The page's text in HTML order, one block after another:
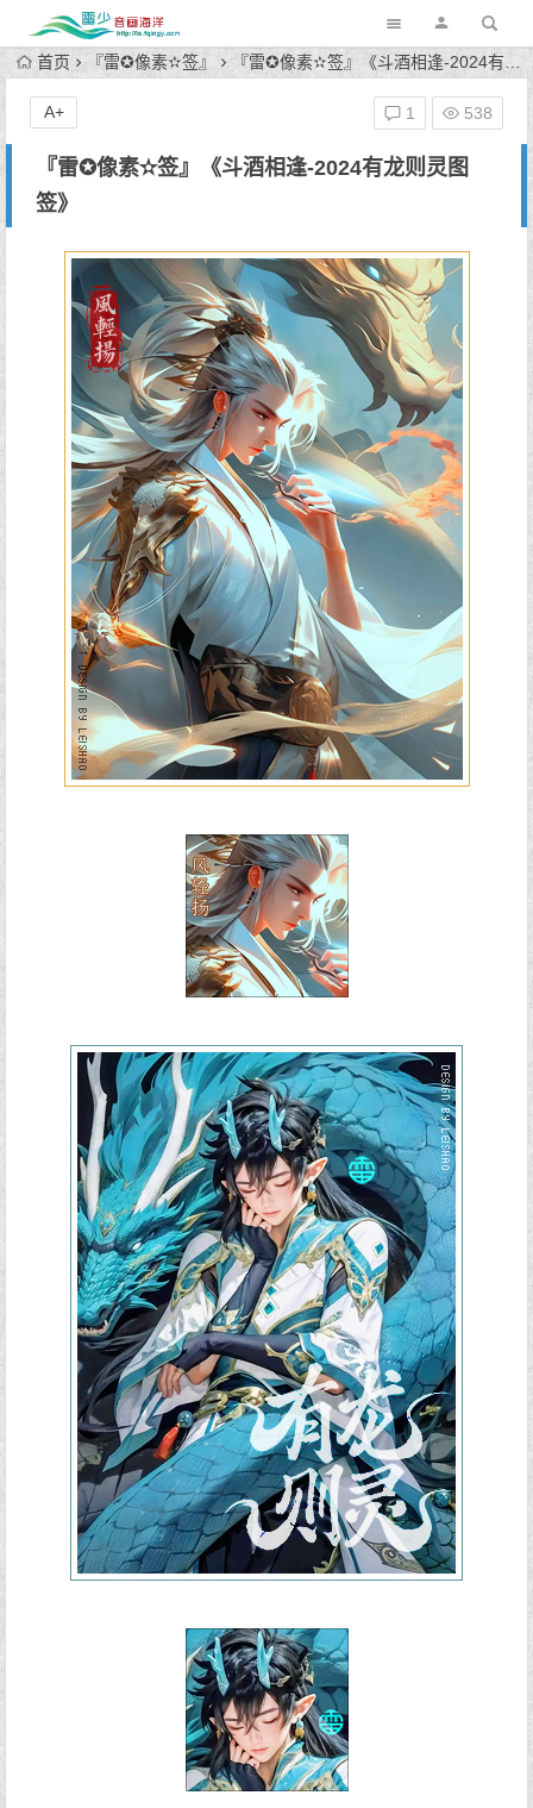
首页 『雷✪像素✫签』 『雷✪像素✫签』《斗酒相逢-2024有龙则灵图签》
『雷✪像素✫签』《斗酒相逢-2024有龙则灵图
签》
1 538
A+